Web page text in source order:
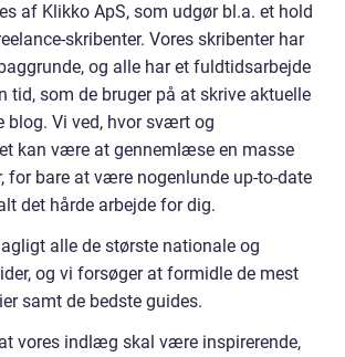
af Klikko ApS, som udgør bl.a. et hold
skribenter. Vores skribenter har
og alle har et fuldtidsarbejde
tid, som de bruger på at skrive aktuelle
Vi ved, hvor svært og
kan være at gennemlæse en masse
for bare at være nogenlunde up-to-date
det hårde arbejde for dig.
alle de største nationale og
og vi forsøger at formidle de mest
samt de bedste guides.
vores indlæg skal være inspirerende,